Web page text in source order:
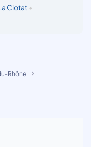
Ciotat •
Rhône